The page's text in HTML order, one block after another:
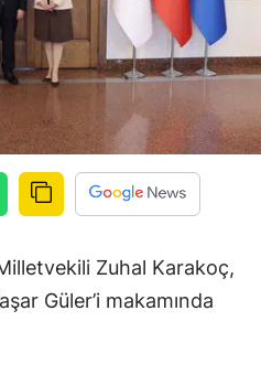
Zuhal Karakoç,
Güler’i makamında